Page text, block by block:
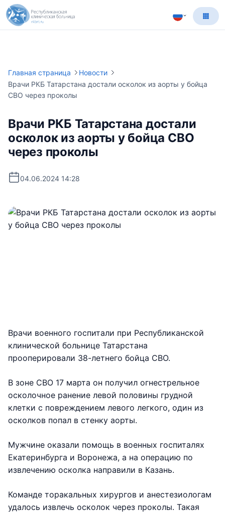
Главная страница
Новости
Врачи РКБ Татарстана достали осколок из аорты у бойца
СВО через проколы
Врачи РКБ Татарстана достали
осколок из аорты у бойца СВО
через проколы
04.06.2024 14:28
Врачи военного госпитали при Республиканской
клинической больнице Татарстана
прооперировали 38-летнего бойца СВО.
В зоне СВО 17 марта он получил огнестрельное
осколочное ранение левой половины грудной
клетки с повреждением левого легкого, один из
осколков попал в стенку аорты.
Мужчине оказали помощь в военных госпиталях
Екатеринбурга и Воронежа, а на операцию по
извлечению осколка направили в Казань.
Команде торакальных хирургов и анестезиологам
удалось извлечь осколок через проколы. Такая